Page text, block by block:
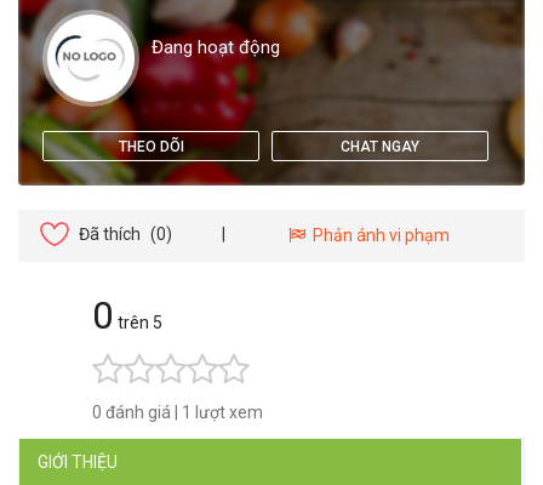
Đang hoạt động
THEO DÕI CHAT NGAY
Đã thích (0) Phản ánh vi phạm
0 trên 5
0 đánh giá 1 lượt xem
GIỚI THIỆU